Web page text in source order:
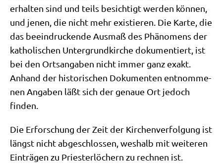
erhal­ten sind und teils besich­tigt wer­den kön­nen,
und jenen, die nicht mehr exi­stie­ren. Die Kar­te, die
das beein­drucken­de Aus­maß des Phä­no­mens der
katho­li­schen Unter­grund­kir­che doku­men­tiert, ist
bei den Orts­an­ga­ben nicht immer ganz exakt.
Anhand der histo­ri­schen Doku­men­ten ent­nom­me­
nen Anga­ben läßt sich der genaue Ort jedoch
finden.
Die Erfor­schung der Zeit der Kir­chen­ver­fol­gung ist
längst nicht abge­schlos­sen, wes­halb mit wei­te­ren
Ein­trä­gen zu Prie­ster­lö­chern zu rech­nen ist.